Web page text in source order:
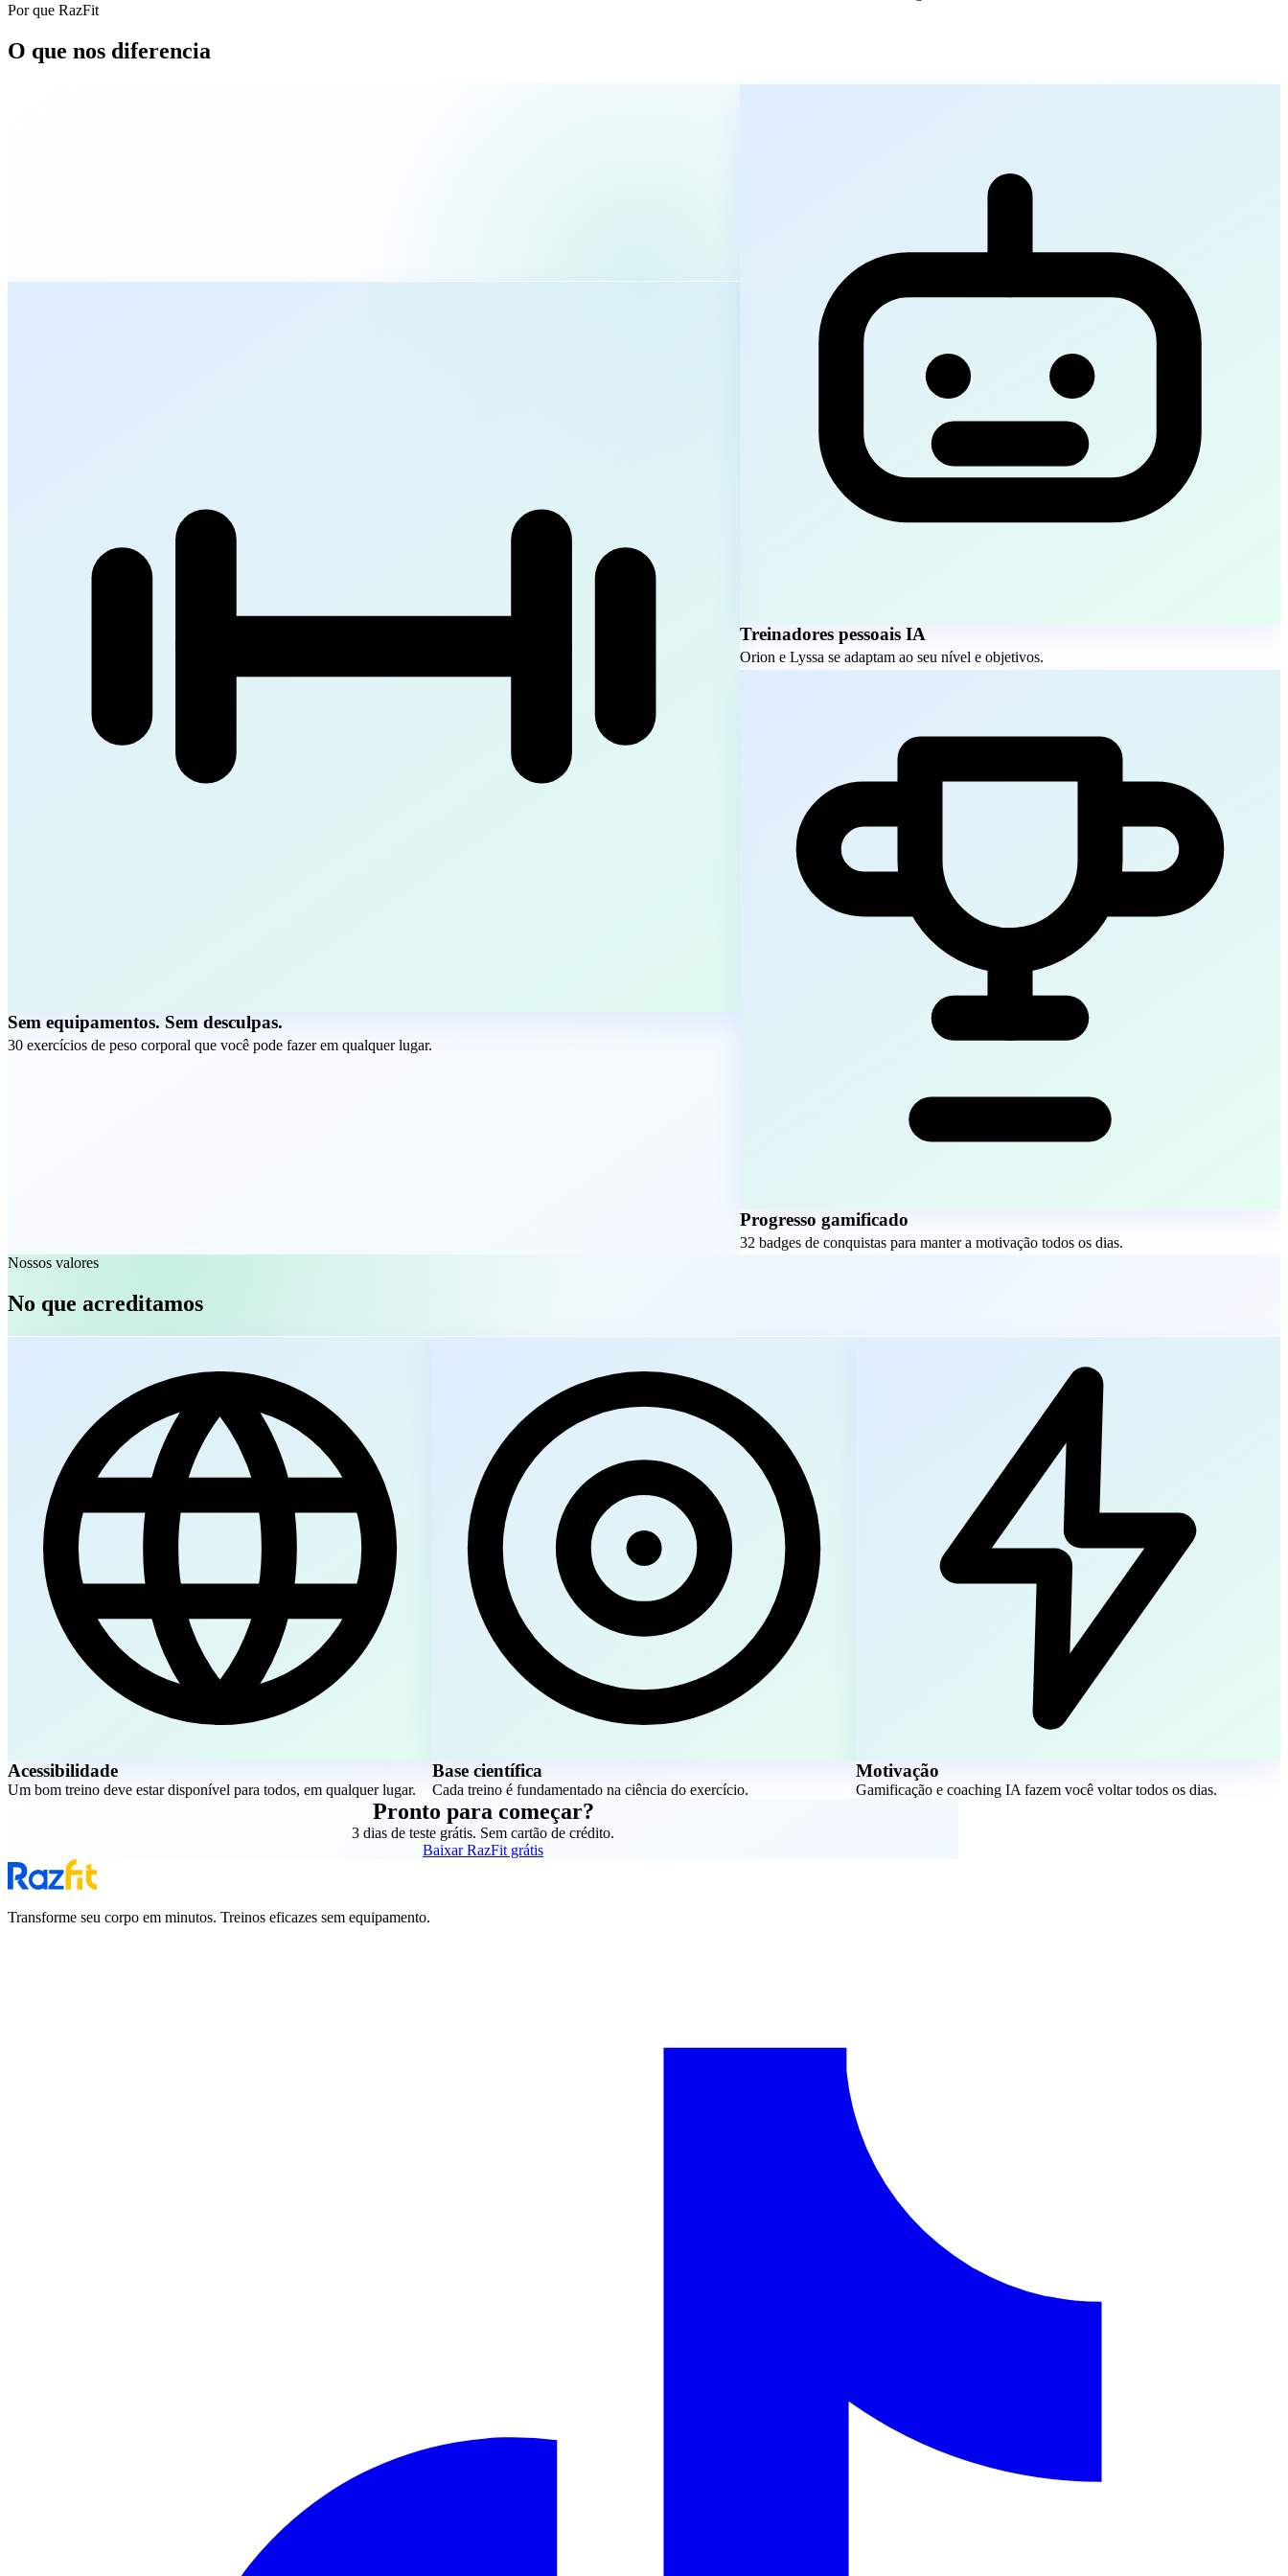
Por que RazFit
O que nos diferencia
Sem equipamentos. Sem desculpas.
30 exercícios de peso corporal que você pode fazer em qualquer lugar.
Treinadores pessoais IA
Orion e Lyssa se adaptam ao seu nível e objetivos.
Progresso gamificado
32 badges de conquistas para manter a motivação todos os dias.
Nossos valores
No que acreditamos
Acessibilidade
Um bom treino deve estar disponível para todos, em qualquer lugar.
Base científica
Cada treino é fundamentado na ciência do exercício.
Motivação
Gamificação e coaching IA fazem você voltar todos os dias.
Pronto para começar?
3 dias de teste grátis. Sem cartão de crédito.
Baixar RazFit grátis
Transforme seu corpo em minutos. Treinos eficazes sem equipamento.